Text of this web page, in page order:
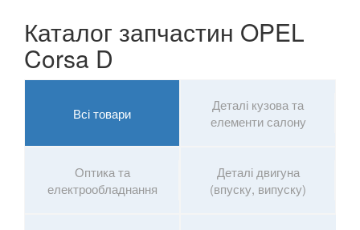
Каталог запчастин OPEL
Corsa D
Всі товари
Деталі кузова та
елементи салону
Оптика та
електрообладнання
Деталі двигуна
(впуску, випуску)